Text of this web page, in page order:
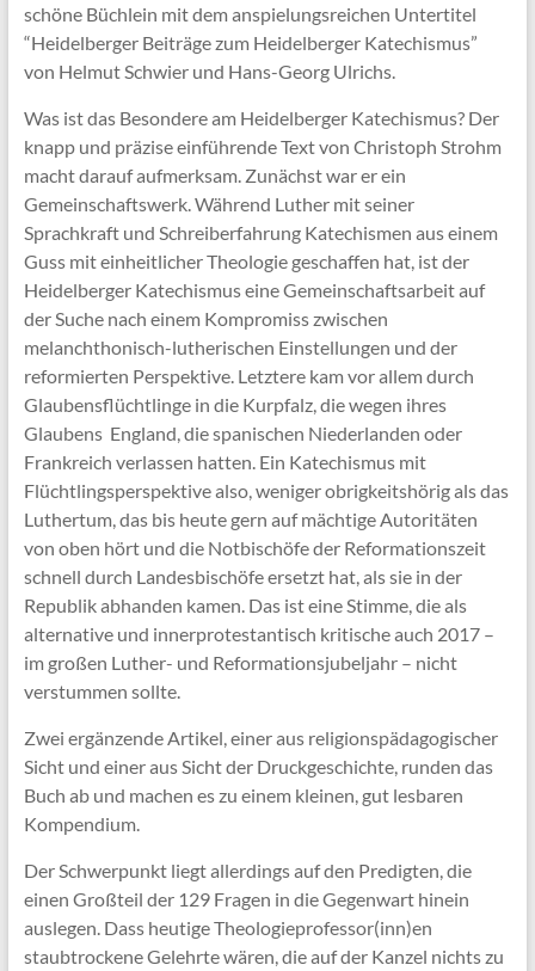
schöne Büchlein mit dem anspielungsreichen Untertitel
“Heidelberger Beiträge zum Heidelberger Katechismus”
von Helmut Schwier und Hans-Georg Ulrichs.
Was ist das Besondere am Heidelberger Katechismus? Der
knapp und präzise einführende Text von Christoph Strohm
macht darauf aufmerksam. Zunächst war er ein
Gemeinschaftswerk. Während Luther mit seiner
Sprachkraft und Schreiberfahrung Katechismen aus einem
Guss mit einheitlicher Theologie geschaffen hat, ist der
Heidelberger Katechismus eine Gemeinschaftsarbeit auf
der Suche nach einem Kompromiss zwischen
melanchthonisch-lutherischen Einstellungen und der
reformierten Perspektive. Letztere kam vor allem durch
Glaubensflüchtlinge in die Kurpfalz, die wegen ihres
Glaubens England, die spanischen Niederlanden oder
Frankreich verlassen hatten. Ein Katechismus mit
Flüchtlingsperspektive also, weniger obrigkeitshörig als das
Luthertum, das bis heute gern auf mächtige Autoritäten
von oben hört und die Notbischöfe der Reformationszeit
schnell durch Landesbischöfe ersetzt hat, als sie in der
Republik abhanden kamen. Das ist eine Stimme, die als
alternative und innerprotestantisch kritische auch 2017 –
im großen Luther- und Reformationsjubeljahr – nicht
verstummen sollte.
Zwei ergänzende Artikel, einer aus religionspädagogischer
Sicht und einer aus Sicht der Druckgeschichte, runden das
Buch ab und machen es zu einem kleinen, gut lesbaren
Kompendium.
Der Schwerpunkt liegt allerdings auf den Predigten, die
einen Großteil der 129 Fragen in die Gegenwart hinein
auslegen. Dass heutige Theologieprofessor(inn)en
staubtrockene Gelehrte wären, die auf der Kanzel nichts zu